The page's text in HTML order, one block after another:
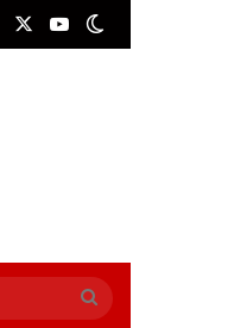
FacebookYouTube
এখানে